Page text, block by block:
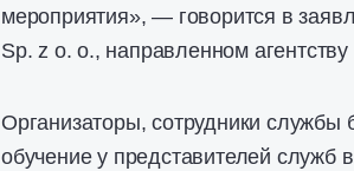
мероприятия», — говорится в
Sp. z o. o., направленном агентству
Организаторы, сотрудники службы
обучение у представителей служб